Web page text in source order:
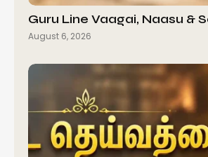
Guru Line Vaagai, Naasu &
August 6, 2026